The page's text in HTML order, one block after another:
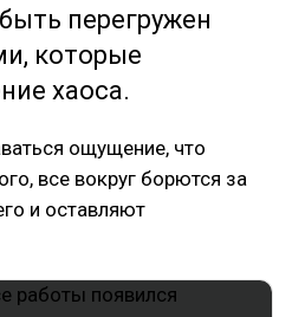
перегружен
которые
хаоса.
ощущение, что
все вокруг борются за
и оставляют